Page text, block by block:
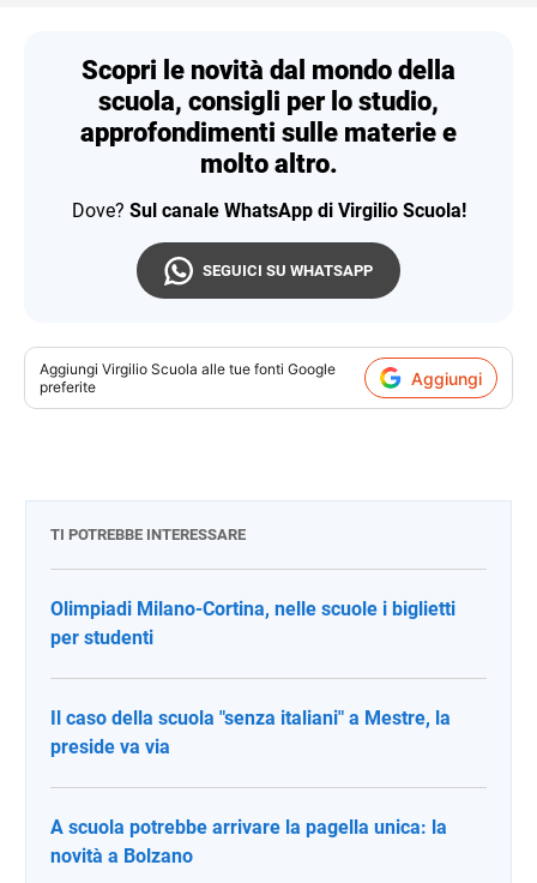
Scopri le novità dal mondo della
scuola, consigli per lo studio,
approfondimenti sulle materie e
molto altro.
Dove? Sul canale WhatsApp di Virgilio Scuola!
SEGUICI SU WHATSAPP
Aggiungi Virgilio Scuola alle tue fonti Google
preferite
Aggiungi
TI POTREBBE INTERESSARE
Olimpiadi Milano-Cortina, nelle scuole i biglietti
per studenti
Il caso della scuola "senza italiani" a Mestre, la
preside va via
A scuola potrebbe arrivare la pagella unica: la
novità a Bolzano